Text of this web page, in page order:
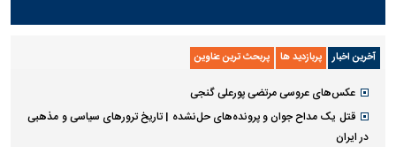
آخرین اخبار پربازدید ها پربحث ترین عناوین
عکس‌های عروسی مرتضی پورعلی گنجی
قتل یک مداح جوان و پرونده‌های حل‌نشده | تاریخ ترورهای سیاسی و مذهبی
در ایران